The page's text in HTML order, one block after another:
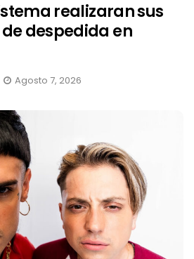
realizaran sus
despedida en
Agosto 7, 2026